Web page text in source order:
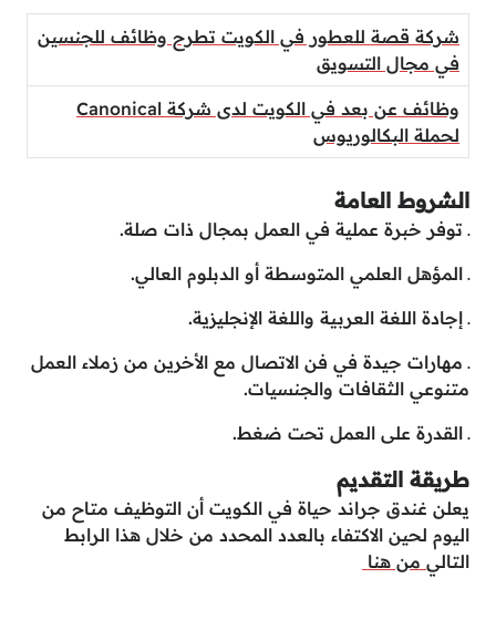
شركة قصة للعطور في الكويت تطرح وظائف للجنسين
في مجال التسويق
وظائف عن بعد في الكويت لدى شركة Canonical
لحملة البكالوريوس
الشروط العامة
ـ توفر خبرة عملية في العمل بمجال ذات صلة.
ـ المؤهل العلمي المتوسطة أو الدبلوم العالي.
ـ إجادة اللغة العربية واللغة الإنجليزية.
ـ مهارات جيدة في فن الاتصال مع الأخرين من زملاء العمل
متنوعي الثقافات والجنسيات.
ـ القدرة على العمل تحت ضغط.
طريقة التقديم
يعلن غندق جراند حياة في الكويت أن التوظيف متاح من
اليوم لحين الاكتفاء بالعدد المحدد من خلال هذا الرابط
التالي من هنا